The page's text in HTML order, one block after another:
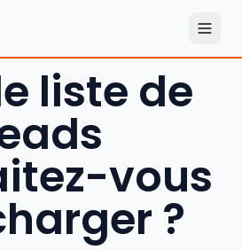
liste de
vous
?